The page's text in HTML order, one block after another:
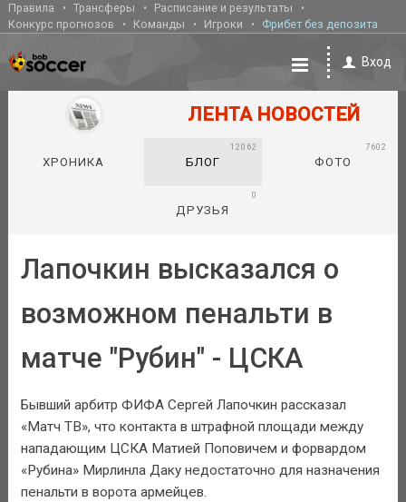
Правила Трансферы
Расписание и результаты
Конкурс прогнозов
Команды Игроки Фрибет без депозита
Вход
ЛЕНТА НОВОСТЕЙ
ХРОНИКА БЛОГ
12062
ФОТО
7602
ДРУЗЬЯ
0
Лапочкин высказался о
возможном пенальти в
матче "Рубин" - ЦСКА
Бывший арбитр ФИФА Сергей Лапочкин рассказал
«Матч ТВ», что контакта в штрафной площади между
нападающим ЦСКА Матией Поповичем и форвардом
«Рубина» Мирлинла Даку недостаточно для назначения
пенальти в ворота армейцев.